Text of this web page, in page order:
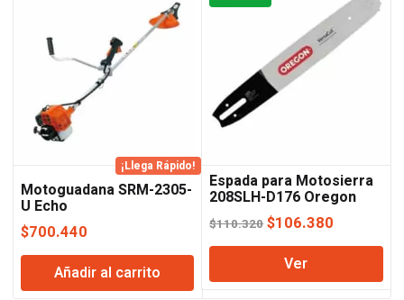
¡Llega Rápido!
Motoguadana SRM-2305-
U Echo
$700.440
Añadir al carrito
Espada para Motosierra
208SLH-D176 Oregon
$110.320El
precio
original
era:
$106.380
precio
es:
Ver